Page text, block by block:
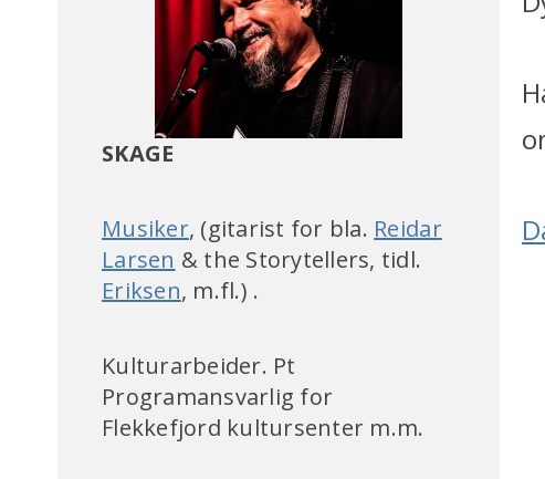
SKAGE
Musiker, (gitarist for bla. Reidar
Larsen & the Storytellers, tidl.
Eriksen, m.fl.) .
Kulturarbeider. Pt
Programansvarlig for
Flekkefjord kultursenter m.m.